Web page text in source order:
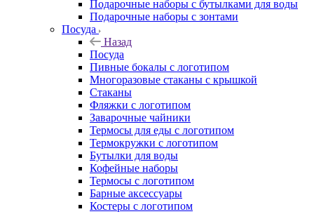
Подарочные наборы с бутылками для воды
Подарочные наборы с зонтами
Посуда
Назад
Посуда
Пивные бокалы с логотипом
Многоразовые стаканы с крышкой
Стаканы
Фляжки с логотипом
Заварочные чайники
Термосы для еды с логотипом
Термокружки с логотипом
Бутылки для воды
Кофейные наборы
Термосы с логотипом
Барные аксессуары
Костеры с логотипом